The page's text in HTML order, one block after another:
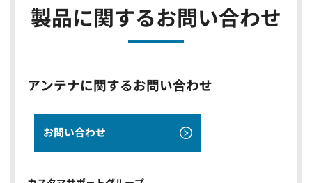
製品に関するお問い合わせ
アンテナに関するお問い合わせ
お問い合わせ